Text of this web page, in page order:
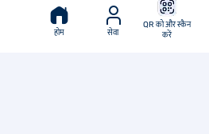
होम सेवा
QR को और स्कैन
करें